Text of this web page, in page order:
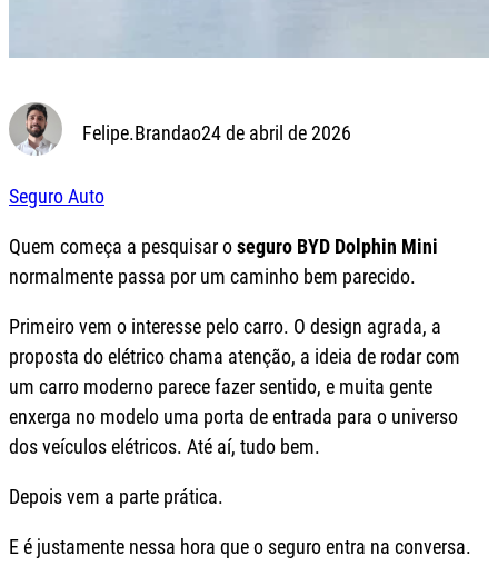
Felipe.Brandao24 de abril de 2026
Seguro Auto
Quem começa a pesquisar oseguro BYD Dolphin Mini
normalmente passa por um caminho bem parecido.
Primeiro vem o interesse pelo carro. O design agrada, a
proposta do elétrico chama atenção, a ideia de rodar com
um carro moderno parece fazer sentido, e muita gente
enxerga no modelo uma porta de entrada para o universo
dos veículos elétricos. Até aí, tudo bem.
Depois vem a parte prática.
E é justamente nessa hora que o seguro entra na conversa.